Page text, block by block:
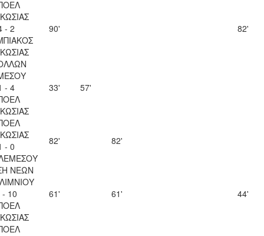
- 2
90' 82'
- 4
33' 57'
- 0
82' 82'
ΝΕΩΝ
- 10
61' 61' 44'